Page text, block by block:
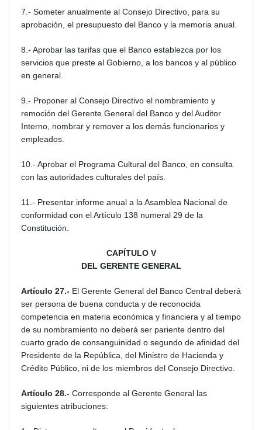
7.- Someter anualmente al Consejo Directivo, para su
aprobación, el presupuesto del Banco y la memoria anual.
8.- Aprobar las tarifas que el Banco establezca por los
servicios que preste al Gobierno, a los bancos y al público
en general.
9.- Proponer al Consejo Directivo el nombramiento y
remoción del Gerente General del Banco y del Auditor
Interno, nombrar y remover a los demás funcionarios y
empleados.
10.- Aprobar el Programa Cultural del Banco, en consulta
con las autoridades culturales del país.
11.- Presentar informe anual a la Asamblea Nacional de
conformidad con el Artículo 138 numeral 29 de la
Constitución.
CAPÍTULO V
DEL GERENTE GENERAL
Artículo 27.- El Gerente General del Banco Central deberá
ser persona de buena conducta y de reconocida
competencia en materia económica y financiera y al tiempo
de su nombramiento no deberá ser pariente dentro del
cuarto grado de consanguinidad o segundo de afinidad del
Presidente de la República, del Ministro de Hacienda y
Crédito Público, ni de los miembros del Consejo Directivo.
Artículo 28.- Corresponde al Gerente General las
siguientes atribuciones: